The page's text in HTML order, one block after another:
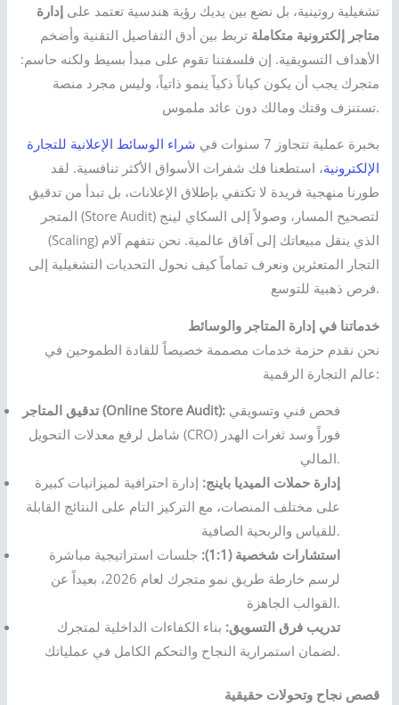
تشغيلية روتينية، بل نضع بين يديك رؤية هندسية تعتمد علىإدارة
متاجر إلكترونية متكاملة تربط بين أدق التفاصيل التقنية وأضخم
الأهداف التسويقية. إن فلسفتنا تقوم على مبدأ بسيط ولكنه حاسم:
متجرك يجب أن يكون كياناً ذكياً ينمو ذاتياً، وليس مجرد منصة
تستنزف وقتك ومالك دون عائد ملموس.
بخبرة عملية تتجاوز 7 سنوات في
شراء الوسائط الإعلانية للتجارة
الإلكترونية، استطعنا فك شفرات الأسواق الأكثر تنافسية. لقد
طورنا منهجية فريدة لا تكتفي بإطلاق الإعلانات، بل تبدأ من تدقيق
المتجر (Store Audit) لتصحيح المسار، وصولاً إلى السكاي لينج
(Scaling) الذي ينقل مبيعاتك إلى آفاق عالمية. نحن نتفهم آلام
التجار المتعثرين ونعرف تماماً كيف نحول التحديات التشغيلية إلى
فرص ذهبية للتوسع.
خدماتنا في إدارة المتاجر والوسائط
نحن نقدم حزمة خدمات مصممة خصيصاً للقادة الطموحين في
عالم التجارة الرقمية:
تدقيق المتاجر (Online Store Audit):فحص فني وتسويقي
شامل لرفع معدلات التحويل (CRO) فوراً وسد ثغرات الهدر
المالي.
إدارة حملات الميديا باينج: إدارة احترافية لميزانيات كبيرة
على مختلف المنصات، مع التركيز التام على النتائج القابلة
للقياس والربحية الصافية.
استشارات شخصية (1:1):
جلسات استراتيجية مباشرة
لرسم خارطة طريق نمو متجرك لعام 2026، بعيداً عن
القوالب الجاهزة.
تدريب فرق التسويق: بناء الكفاءات الداخلية لمتجرك
لضمان استمرارية النجاح والتحكم الكامل في عملياتك.
قصص نجاح وتحولات حقيقية